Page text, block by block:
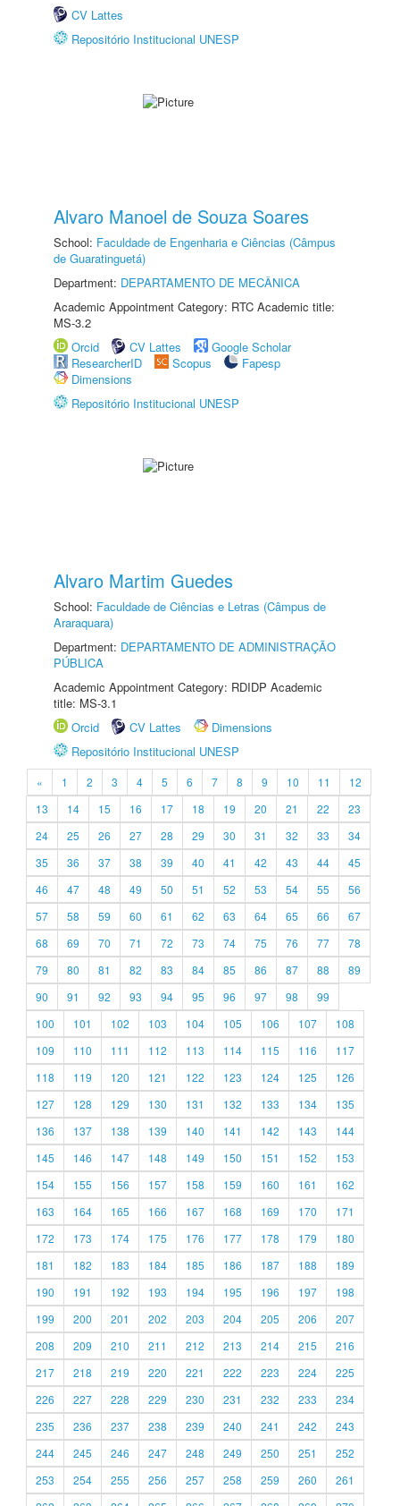
CV Lattes
Repositório Institucional UNESP
Alvaro Manoel de Souza Soares
School: Faculdade de Engenharia e Ciências (Câmpus
de Guaratinguetá)
Department: DEPARTAMENTO DE MECÂNICA
Academic Appointment Category: RTC Academic title:
MS-3.2
Orcid
CV Lattes
Google Scholar
ResearcherID
Scopus
Fapesp
Dimensions
Repositório Institucional UNESP
Alvaro Martim Guedes
School: Faculdade de Ciências e Letras (Câmpus de
Araraquara)
Department: DEPARTAMENTO DE ADMINISTRAÇÃO
PÚBLICA
Academic Appointment Category: RDIDP Academic
title: MS-3.1
Orcid
CV Lattes
Dimensions
Repositório Institucional UNESP
« 1 2 3 4 5 6 7 8 9 10 11
12
13
14 15 16 17 18 19 20 21 22
23
24
25 26 27 28 29 30 31 32 33
34
35
36 37 38 39 40 41 42 43 44
45
46
47 48 49 50 51 52 53 54 55
56
57
58 59 60 61 62 63 64 65 66
67
68
69 70 71 72 73 74 75 76 77
78
79
80 81 82 83 84 85 86 87 88
89
90
91 92 93 94 95 96 97 98
99
100
101 102 103 104 105 106 107
108
109
110 111 112 113 114 115 116
117
118
119 120 121 122 123 124 125
126
127
128 129 130 131 132 133 134
135
136
137 138 139 140 141 142 143
144
145
146 147 148 149 150 151 152
153
154
155 156 157 158 159 160 161
162
163
164 165 166 167 168 169 170
171
172
173 174 175 176 177 178 179
180
181
182 183 184 185 186 187 188
189
190
191 192 193 194 195 196 197
198
199
200 201 202 203 204 205 206
207
208
209 210 211 212 213 214 215
216
217
218 219 220 221 222 223 224
225
226
227 228 229 230 231 232 233
234
235
236 237 238 239 240 241 242
243
244
245 246 247 248 249 250 251
252
253
254 255 256 257 258 259 260
261